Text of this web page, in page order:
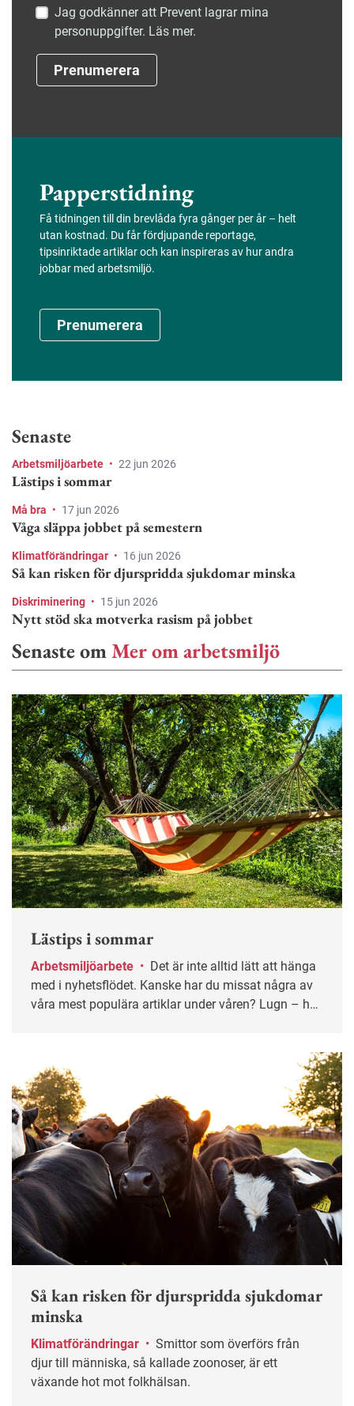
Jag godkänner att Prevent lagrar mina
personuppgifter. Läs mer.
Prenumerera
Papperstidning
Få tidningen till din brevlåda fyra gånger per år – helt
utan kostnad. Du får fördjupande reportage,
tipsinriktade artiklar och kan inspireras av hur andra
jobbar med arbetsmiljö.
Prenumerera
Senaste
Arbetsmiljöarbete • 22 jun 2026
Lästips i sommar
Må bra • 17 jun 2026
Våga släppa jobbet på semestern
Klimatförändringar • 16 jun 2026
Så kan risken för djurspridda sjukdomar minska
Diskriminering • 15 jun 2026
Nytt stöd ska motverka rasism på jobbet
Senaste omMer om arbetsmiljö
Lästips i sommar
Arbetsmiljöarbete •
med i nyhetsflödet. Kanske har du missat några av
våra mest populära artiklar under våren? Lugn – här
Så kan risken för djurspridda sjukdomar
minska
Klimatförändringar •
djur till människa, så kallade zoonoser, är ett
växande hot mot folkhälsan.